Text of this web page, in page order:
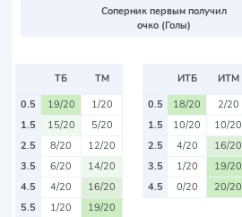
Соперник первым получил
очко (Голы)
ТБ
ТМ
0.5
19/20
1/20
1.5
15/20
5/20
2.5
8/20
12/20
3.5
6/20
14/20
4.5
4/20
16/20
5.5
1/20
19/20
ИТБ
ИТМ
0.5
18/20
2/20
1.5
10/20
10/20
2.5
4/20
16/20
3.5
1/20
19/20
4.5
0/20 20/20